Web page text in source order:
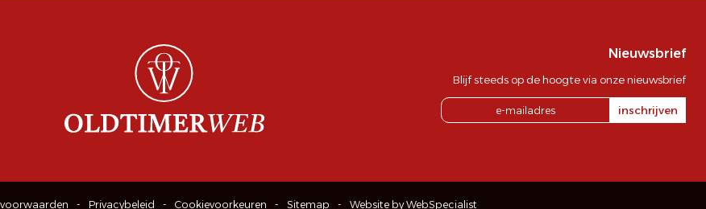
Nieuwsbrief
Blijf steeds op de hoogte via onze nieuwsbrief
inschrijven
Privacybeleid Cookievoorkeuren Sitemap Website by WebSpecialist